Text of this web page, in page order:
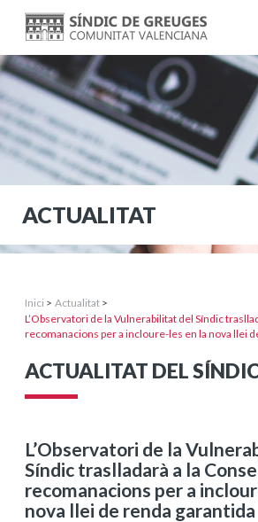
ACTUALITAT
Inici > Actualitat >
L’Observatori de la Vulnerabilitat del Síndic
recomanacions per a incloure-les en la nova llei
ACTUALITAT DEL
L’Observatori de la
Síndic traslladarà a la
recomanacions per a
nova llei de renda garantida